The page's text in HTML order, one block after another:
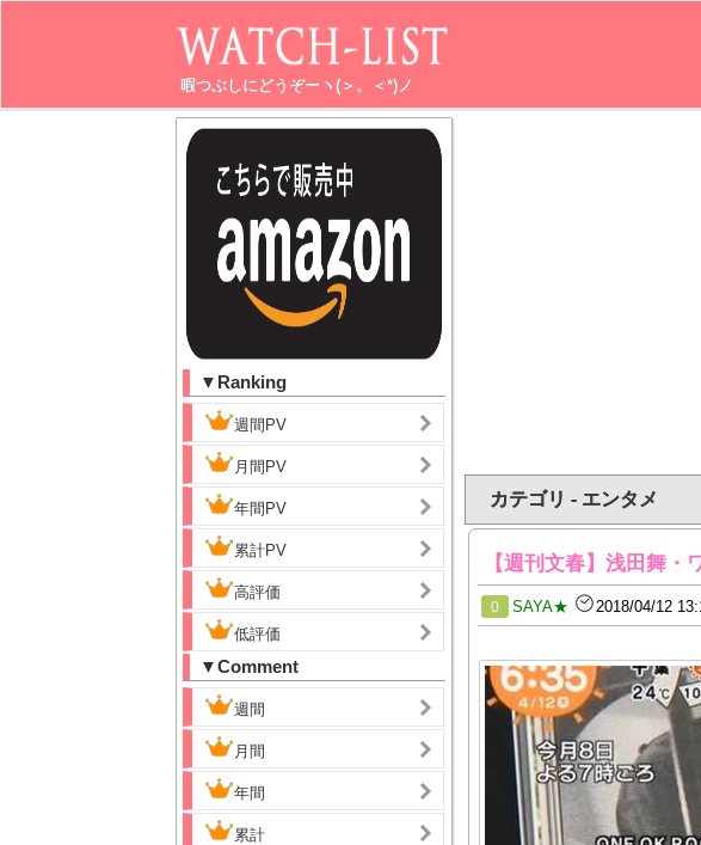
暇つぶしにどうぞーヽ(＞。＜*)ノ
▼Ranking
週間PV
月間PV
年間PV
累計PV
高評価
低評価
▼Comment
週間
月間
年間
累計
カテゴリ - エンタメ
【週刊文春】浅田舞・
0 SAYA★ 2018/04/12